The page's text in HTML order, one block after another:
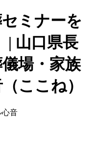
ミナーを
| 山口県長
場・家族
ここね）